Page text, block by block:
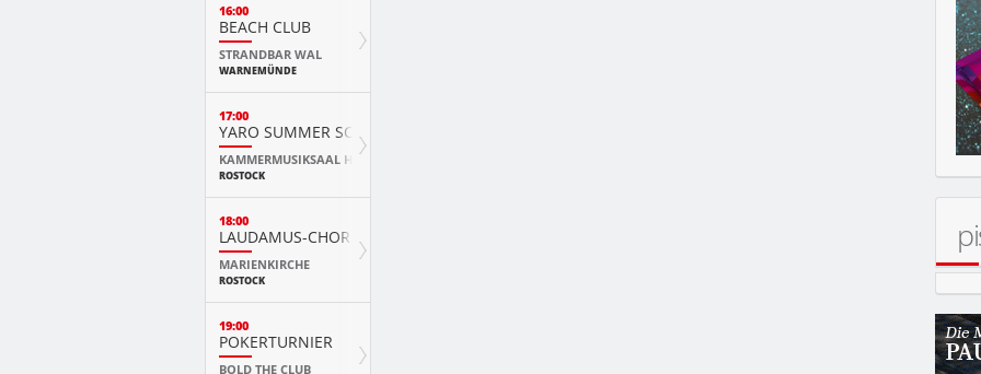
16:00
BEACH CLUB
STRANDBAR WAL
WARNEMÜNDE
17:00
YARO SUMMER SCHOOL KURSKONZERT
KAMMERMUSIKSAAL HMT
ROSTOCK
18:00
LAUDAMUS-CHOR
MARIENKIRCHE
ROSTOCK
19:00
POKERTURNIER
BOLD THE CLUB